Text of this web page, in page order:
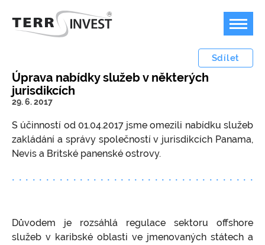
Offshore podnikání
Plán B pro podnikání v dobách temna
Možnost a příklady využití offshore firem
Kdy není možné offshore společnost použít?
Jak založit offshore IBC / LLC / LTD?
Bankovnictví
Bankovní účty v zahraničí
FOREX, kryptoměny, akcie
Jurisdikce
Marshallovy ostrovy
Přestěhujte svoji firmu do USA
Ceník
Speciální společnosti / struktury
Měnový konvertor
Sdílet
Úprava nabídky služeb v některých
jurisdikcích
29. 6. 2017
S účinností od 01.04.2017 jsme omezili nabídku služeb
zakládání a správy společností v jurisdikcích Panama,
Nevis a Britské panenské ostrovy.
Důvodem je rozsáhlá regulace sektoru offshore
služeb v karibské oblasti ve jmenovaných státech a